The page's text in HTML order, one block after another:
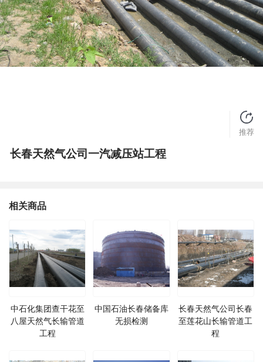
推荐
长春天然气公司一汽减压站工程
相关商品
中石化集团查干花至
八屋天然气长输管道
工程
中国石油长春储备库
无损检测
长春天然气公司长春
至莲花山长输管道工
程